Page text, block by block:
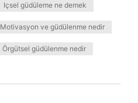
Içsel güdüleme ne demek
Motivasyon ve güdülenme nedir
Örgütsel güdülenme nedir